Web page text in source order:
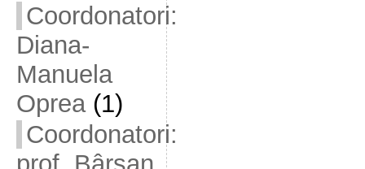
Coordonatori:
Diana-
Manuela
Oprea(1)
Coordonatori: